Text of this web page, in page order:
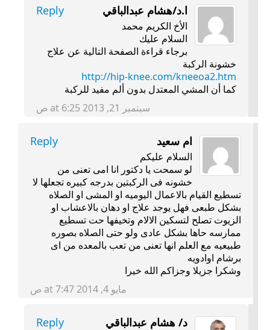
ا.د/هشام عبدالباقي Reply
الأخ الكريم محمد
السلام عليك
برجاء قراءة الصفحة التالية عن علاج
خشونة الركبة
http://hip-knee.com/kneeoa2.htm
كما أن المشي المعتدل بدون ألم مفيد للركبة
سبتمبر 21, 2013 at 6:25 ص
ام سعيد Reply
السلام عليكم
لو سمحت يا دكتور انا امى تعنى من
خشونه فى الركبتين بدرجه كبيره تجعلها لا
تسطيع القيام بالاعمال اليوميه او المشى او الصلاه
بشكل طبعى فهل يوجد علاج او دهان بالاعشاب او
الزيوت تصلح لتسكين الالام وتخيفها حت تسطيع
ممارسه حاها بشكل عادى ولو حتى الصلاه بصوره
طبيعيه مع العلم انها تعنى من تعب بالمعده من اى
برشام اوادويه
وشكرا جزيلا وجزاكم الله خيرا
مايو 4, 2014 at 7:47 ص
د/ هشام عبدالباقي Reply